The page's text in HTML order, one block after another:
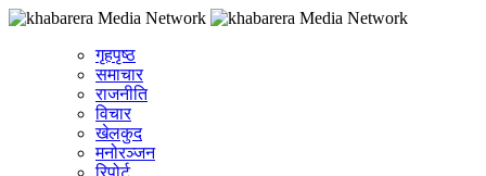
गृहपृष्ठ
समाचार
राजनीति
विचार
खेलकुद
मनोरञ्जन
रिपोर्ट